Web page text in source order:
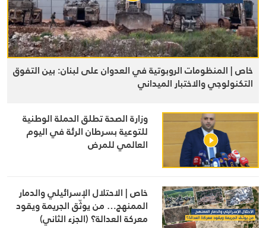
خاص | المنظومات الروبوتية في العدوان على لبنان: بين التفوق
التكنولوجي والاختبار الميداني
وزارة الصحة تطلق الحملة الوطنية
للتوعية بسرطان الرئة في اليوم
العالمي للمرض
خاص | الاحتلال الإسرائيلي والدمار
الممنهج… من يوثّق الجريمة ويقود
معركة العدالة؟ (الجزء الثاني)